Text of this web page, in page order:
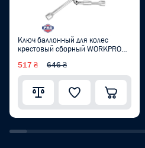
Ключ баллонный для колес
крестовый сборный WORKPRO
WP314003
517 ₴ 646 ₴